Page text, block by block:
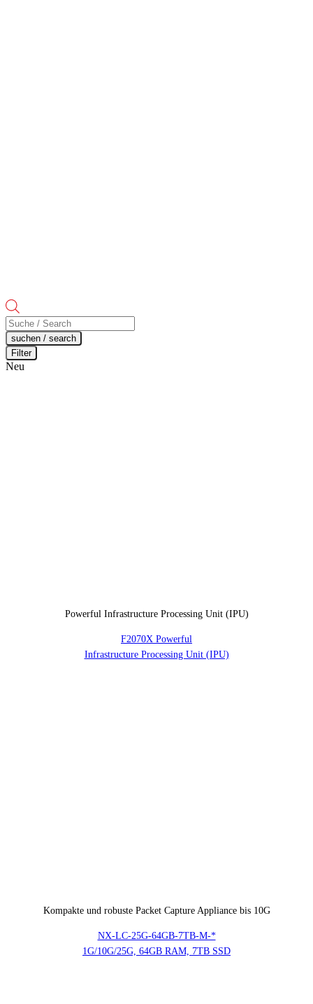
Products
search
suchen / search
Filter
Neu
Powerful Infrastructure Processing Unit (IPU)
F2070X Powerful
Infrastructure Processing Unit (IPU)
Kompakte und robuste Packet Capture Appliance bis 10G
NX-LC-25G-64GB-7TB-M-*
1G/10G/25G, 64GB RAM, 7TB SSD